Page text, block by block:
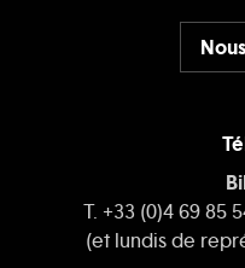
T. +33 (0)4 69 85
(et lundis de